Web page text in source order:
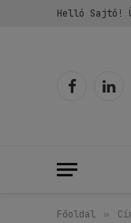
Helló Sajtó!
Facebook
Főoldal »